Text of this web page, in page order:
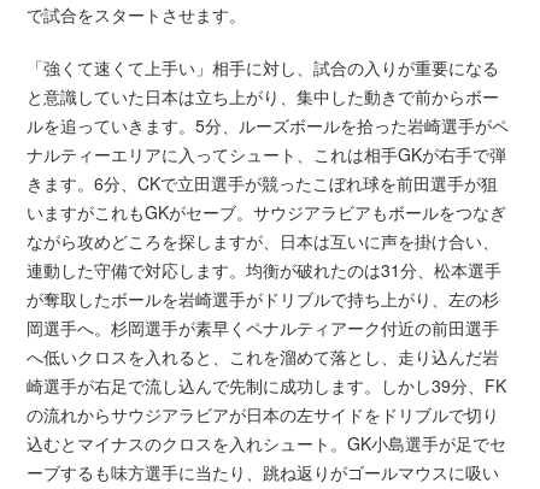
で試合をスタートさせます。
「強くて速くて上手い」相手に対し、試合の入りが重要になる
と意識していた日本は立ち上がり、集中した動きで前からボー
ルを追っていきます。5分、ルーズボールを拾った岩崎選手がペ
ナルティーエリアに入ってシュート、これは相手GKが右手で弾
きます。6分、CKで立田選手が競ったこぼれ球を前田選手が狙
いますがこれもGKがセーブ。サウジアラビアもボールをつなぎ
ながら攻めどころを探しますが、日本は互いに声を掛け合い、
連動した守備で対応します。均衡が破れたのは31分、松本選手
が奪取したボールを岩崎選手がドリブルで持ち上がり、左の杉
岡選手へ。杉岡選手が素早くペナルティアーク付近の前田選手
へ低いクロスを入れると、これを溜めて落とし、走り込んだ岩
崎選手が右足で流し込んで先制に成功します。しかし39分、FK
の流れからサウジアラビアが日本の左サイドをドリブルで切り
込むとマイナスのクロスを入れシュート。GK小島選手が足でセ
ーブするも味方選手に当たり、跳ね返りがゴールマウスに吸い